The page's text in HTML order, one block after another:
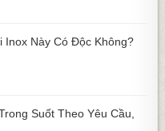
Inox Này Có Độc Không?
Suốt Theo Yêu Cầu,